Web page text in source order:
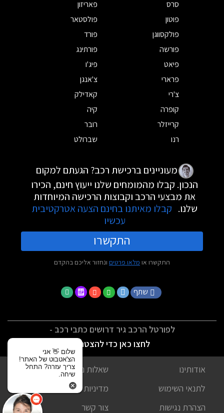
סרס
פאריזון
פוטון
פולסטאר
פולקסווגן
פורד
פורשה
פורתינג
פיאט
פיג'ו
פרארי
צ'אנגן
צ'רי
קאדילק
קופרה
קיה
קרייזלר
רובר
רנו
שברולט
מעוניינים ברכישת רכב? הגעתם למקום
הנכון. קבלו מהמומחים שלנו ייעוץ חינם, הכירו
את מבצעי הרכב וקבוצות הרכישה המיוחדות
שלנו. קבלו מאיתנו בחינם הצעה אטרקטיבית
עכשיו
התקשרו
התקשרו או מלאו פרטים ונחזור אליכם בהקדם
שתף
לפורטל הרכב גיר דרושים כתבי רכב -
לחצו כאן כדי להצטרף
אודותינו
שאלות נפוצות
לתנאי השימוש
מדיניות פרטיות
הצהרת נגישות
צור קשר
שלום 👋 אני
הצ'אטבוט של האתר!
צריך עזרה? התחל
שיחה.